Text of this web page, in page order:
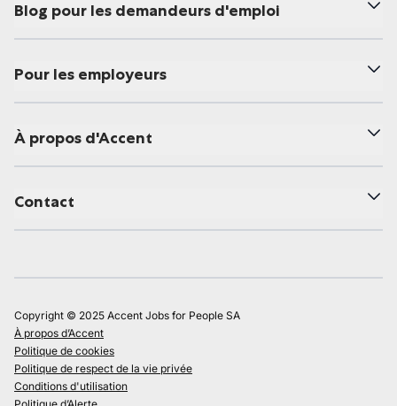
Blog pour les demandeurs d'emploi
Pour les employeurs
À propos d'Accent
Contact
Copyright © 2025 Accent Jobs for People SA
À propos d’Accent
Politique de cookies
Politique de respect de la vie privée
Conditions d'utilisation